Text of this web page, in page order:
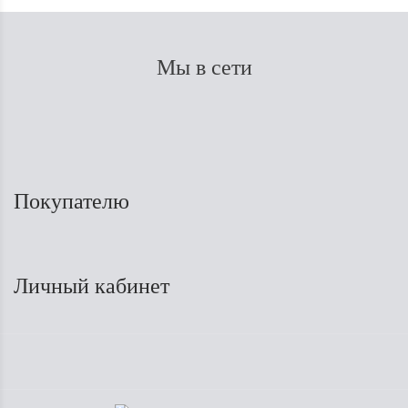
Мы в сети
Покупателю
Личный кабинет